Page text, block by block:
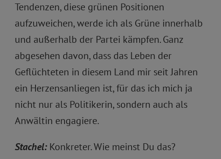
Tendenzen, diese grünen Positionen
aufzuweichen, werde ich als Grüne innerhalb
und außerhalb der Partei kämpfen. Ganz
abgesehen davon, dass das Leben der
Geflüchteten in diesem Land mir seit Jahren
ein Herzensanliegen ist, für das ich mich ja
nicht nur als Politikerin, sondern auch als
Anwältin engagiere.
Stachel:Konkreter. Wie meinst Du das?